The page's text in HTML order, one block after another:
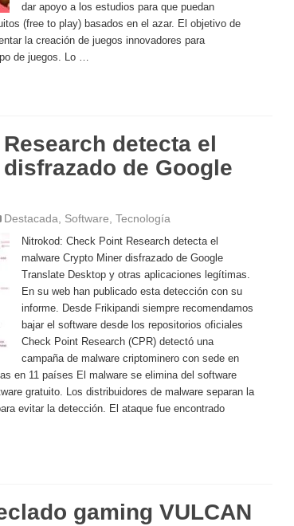
dar apoyo a los estudios para que puedan
(free to play) basados en el azar. El objetivo de
la creación de juegos innovadores para
de juegos. Lo …
detecta el
de Google
Destacada Software Tecnología
Nitrokod: Check Point Research detecta el
malware Crypto Miner disfrazado de Google
Translate Desktop y otras aplicaciones legítimas.
En su web han publicado esta detección con su
informe. Desde Frikipandi siempre recomendamos
bajar el software desde los repositorios oficiales
Check Point Research (CPR) detectó una
campaña de malware criptominero con sede en
en 11 países El malware se elimina del software
gratuito. Los distribuidores de malware separan la
evitar la detección. El ataque fue encontrado
gaming VULCAN